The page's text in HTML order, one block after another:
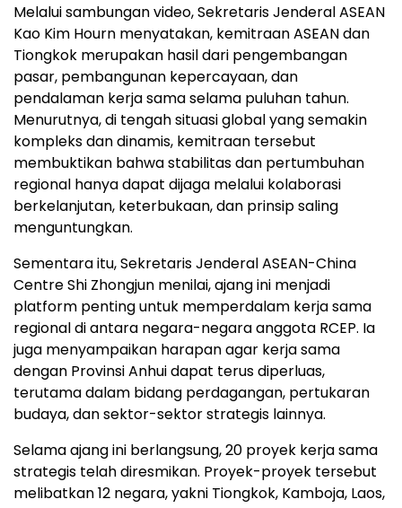
Melalui sambungan video, Sekretaris Jenderal ASEAN
Kao Kim Hourn menyatakan, kemitraan ASEAN dan
Tiongkok merupakan hasil dari pengembangan
pasar, pembangunan kepercayaan, dan
pendalaman kerja sama selama puluhan tahun.
Menurutnya, di tengah situasi global yang semakin
kompleks dan dinamis, kemitraan tersebut
membuktikan bahwa stabilitas dan pertumbuhan
regional hanya dapat dijaga melalui kolaborasi
berkelanjutan, keterbukaan, dan prinsip saling
menguntungkan.
Sementara itu, Sekretaris Jenderal ASEAN-China
Centre Shi Zhongjun menilai, ajang ini menjadi
platform penting untuk memperdalam kerja sama
regional di antara negara-negara anggota RCEP. Ia
juga menyampaikan harapan agar kerja sama
dengan Provinsi Anhui dapat terus diperluas,
terutama dalam bidang perdagangan, pertukaran
budaya, dan sektor-sektor strategis lainnya.
Selama ajang ini berlangsung, 20 proyek kerja sama
strategis telah diresmikan. Proyek-proyek tersebut
melibatkan 12 negara, yakni Tiongkok, Kamboja, Laos,